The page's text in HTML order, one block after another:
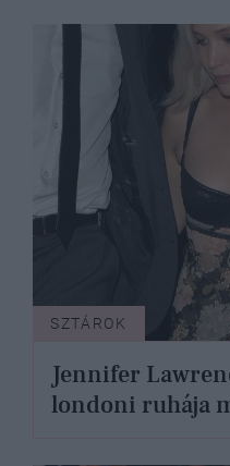
SZTÁROK
Jennifer
londoni ruhája